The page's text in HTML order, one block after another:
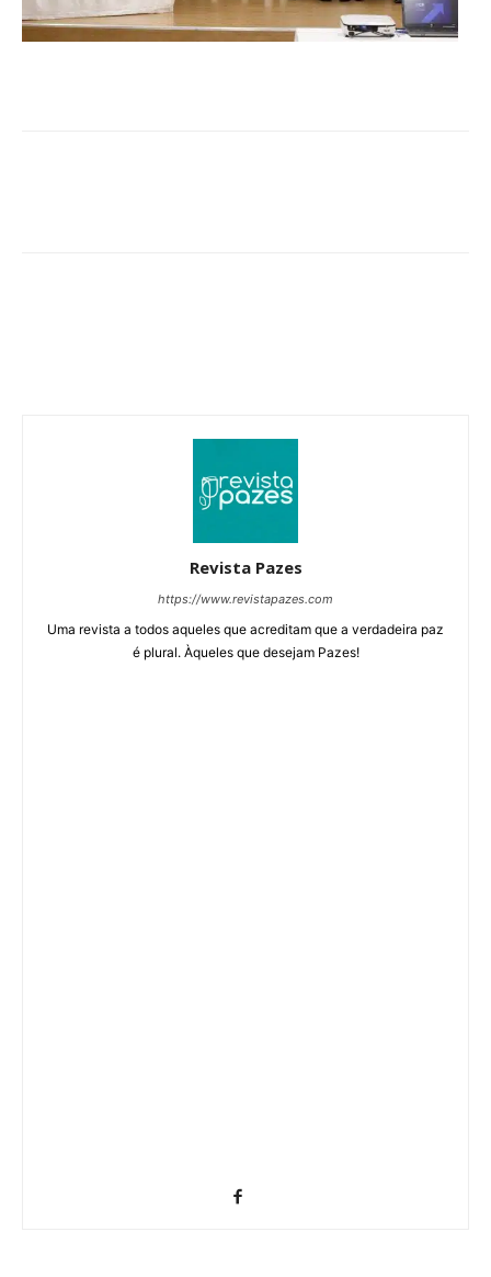
Revista Pazes
https://www.revistapazes.com
Uma revista a todos aqueles que acreditam que a verdadeira paz
é plural. Àqueles que desejam Pazes!